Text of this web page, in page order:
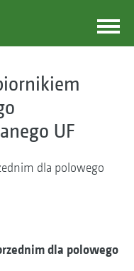
UF
dla polowego
dla polowego